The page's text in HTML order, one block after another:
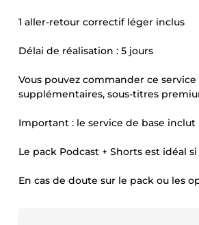
1 aller-retour correctif léger inclus
Délai de réalisation : 5 jours
Vous pouvez commander ce
supplémentaires, sous-titres
Important : le service de base inclut
Le pack Podcast + Shorts est idéal
En cas de doute sur le pack ou les